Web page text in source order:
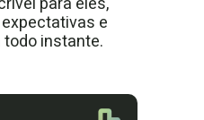
e
instante.